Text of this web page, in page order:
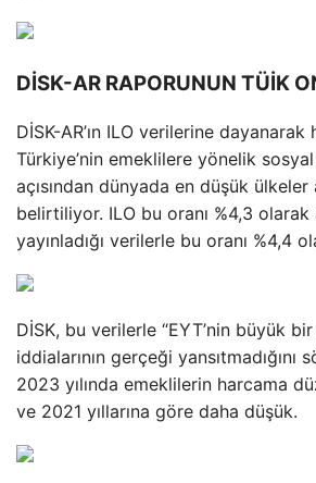
DİSK-AR RAPORUNUN TÜİK
DİSK-AR’ın ILO verilerine dayanarak
Türkiye’nin emeklilere yönelik
açısından dünyada en düşük ülkeler
belirtiliyor. ILO bu oranı %4,3 olarak
yayınladığı verilerle bu oranı %4,4
DİSK, bu verilerle “EYT’nin büyük
iddialarının gerçeği yansıtmadığını
2023 yılında emeklilerin harcama
ve 2021 yıllarına göre daha düşük.